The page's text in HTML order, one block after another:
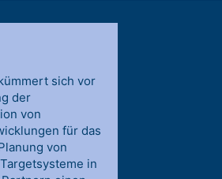
sich vor
der
von
für das
von
in